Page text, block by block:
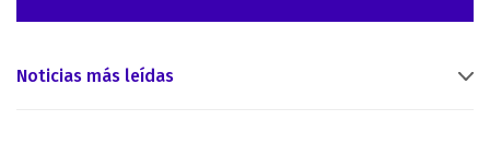
Noticias más leídas